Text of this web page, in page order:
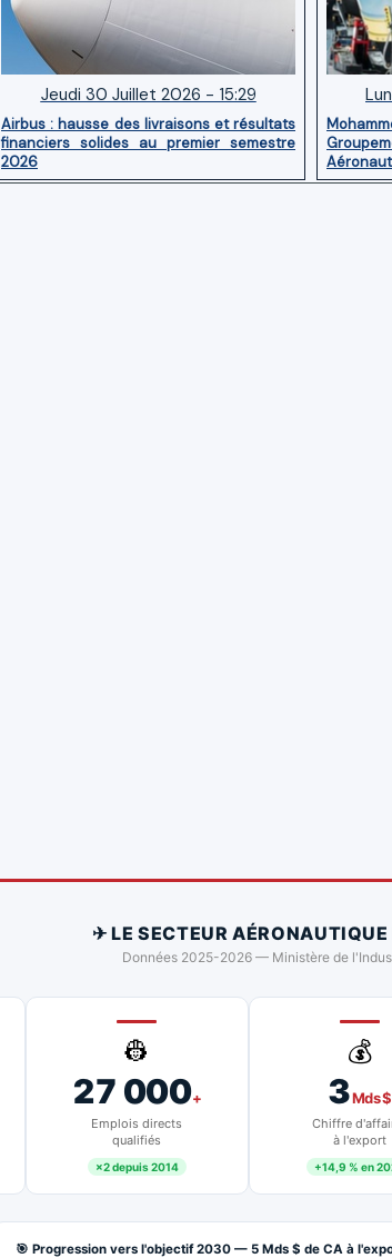
Jeudi 30 Juillet 2026 - 15:29
Airbus : hausse des livraisons et résultats
financiers solides au premier semestre
2026
✈ LE SECTEUR
Données 2025-2026 — Ministère de
👷
27 000+
Emplois directs
qualifiés
×2 depuis 2014
💰
3Mds $
Chiffre
à l'export
+14,9 % en
🎯 Progression vers l'objectif 2030 — 5 Mds $ de CA à